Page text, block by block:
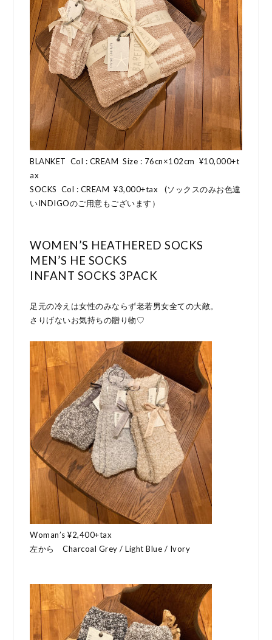
BLANKET Col : CREAM Size : 76cn×102cm ¥10,000+t
ax
SOCKS Col : CREAM ¥3,000+tax (ソックスのみお色違
いINDIGOのご用意もございます）
WOMEN’S HEATHERED SOCKS
MEN’S HE SOCKS
INFANT SOCKS 3PACK
足元の冷えは女性のみならず老若男女全ての大敵。
さりげないお気持ちの贈り物♡
Woman’s ¥2,400+tax
左から Charcoal Grey / Light Blue / Ivory